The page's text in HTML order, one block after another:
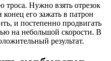
Нужно взять отрезок
его зажать в патрон
и постепенно продвигать
на небольшой скорости. В
результат.